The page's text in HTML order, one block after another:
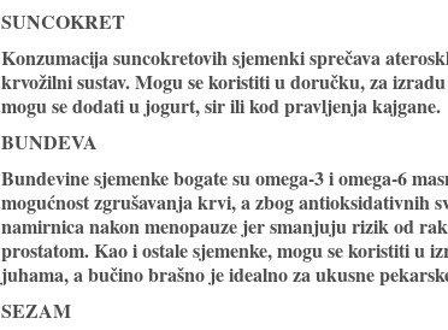
SUNCOKRET
Konzumacija suncokretovih sjemenki sprečava
krvožilni sustav. Mogu se koristiti u doručku, za
mogu se dodati u jogurt, sir ili kod pravljenja kajgane.
BUNDEVA
Bundevine sjemenke bogate su omega-3 i omega-6
mogućnost zgrušavanja krvi, a zbog antioksidativnih
namirnica nakon menopauze jer smanjuju rizik od
prostatom. Kao i ostale sjemenke, mogu se koristiti u
juhama, a bučino brašno je idealno za ukusne
SEZAM